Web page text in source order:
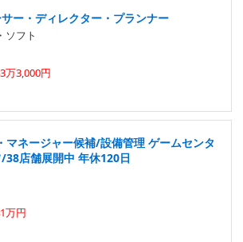
ー・ディレクター・プランナー
ソフト
万3,000円
マネージャー候補/設備管理 ゲームセンタ
38店舗展開中 年休120日
万円